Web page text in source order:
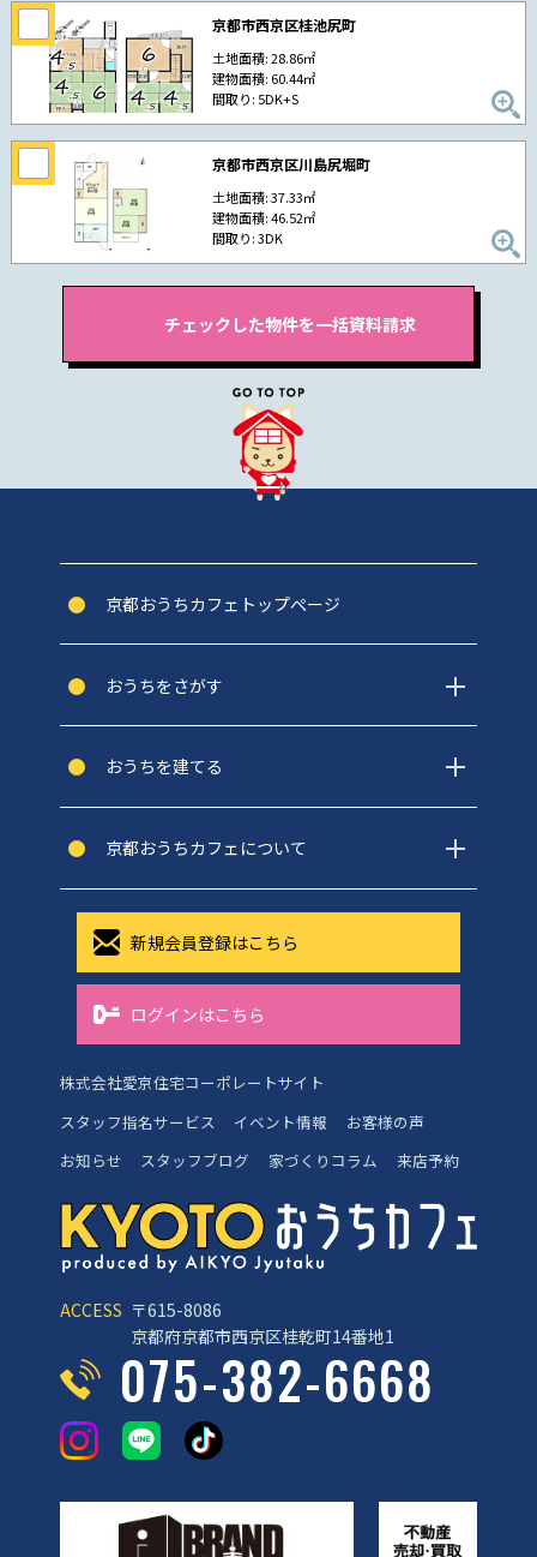
京都市西京区桂池尻町
土地面積: 28.86㎡
建物面積: 60.44㎡
間取り: 5DK+S
京都市西京区川島尻堀町
土地面積: 37.33㎡
建物面積: 46.52㎡
間取り: 3DK
ACCESS 〒615-8086
京都府京都市西京区桂乾町14番地1
075-382-6668
京都おうちカフェトップぺージ
おうちをさがす
おうちを建てる
京都おうちカフェについて
新規会員登録はこちら
ログインはこちら
株式会社愛京住宅コーポレートサイト
スタッフ指名サービス
イベント情報
お客様の声
お知らせ
スタッフブログ 家づくりコラム 来店予約